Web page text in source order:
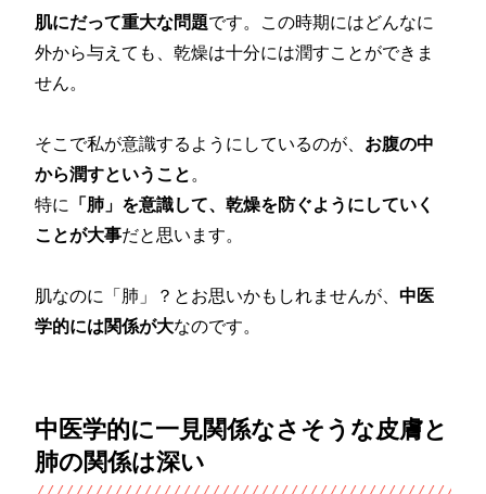
肌にだって重大な問題です。この時期にはどんなに
外から与えても、乾燥は十分には潤すことができま
せん。
そこで私が意識するようにしているのが、 お腹の中
から潤すということ。
特に 「肺」を意識して、乾燥を防ぐようにしていく
ことが大事だと思います。
肌なのに「肺」？とお思いかもしれませんが、中医
学的には関係が大なのです。
中医学的に一見関係なさそうな皮膚と
肺の関係は深い